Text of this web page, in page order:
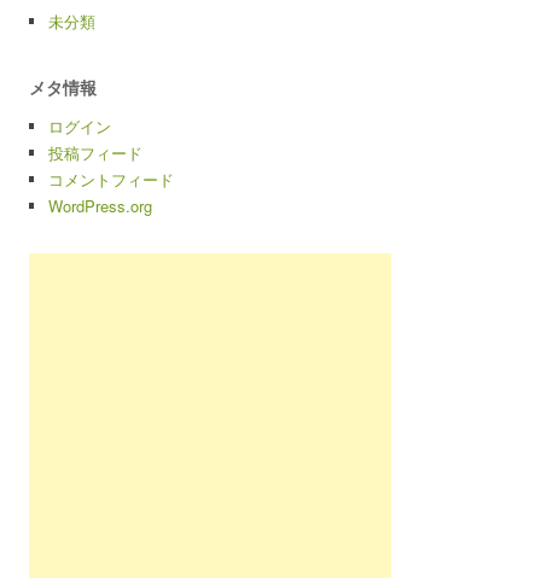
未分類
メタ情報
ログイン
投稿フィード
コメントフィード
WordPress.org